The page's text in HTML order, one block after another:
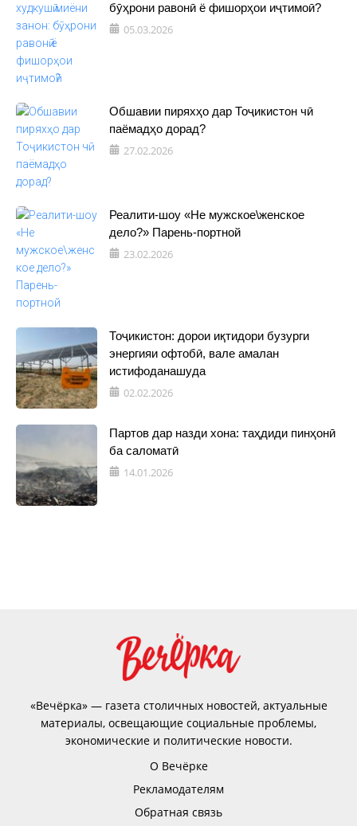
бӯҳрони равонӣ ё фишорҳои иҷтимоӣ?
05.03.2026
Обшавии пиряхҳо дар Тоҷикистон чӣ
паёмадҳо дорад?
27.02.2026
Реалити-шоу «Не мужское\женское
дело?» Парень-портной
23.02.2026
Тоҷикистон: дорои иқтидори бузурги
энергияи офтобӣ, вале амалан
истифоданашуда
02.02.2026
Партов дар назди хона: таҳдиди пинҳонӣ
ба саломатӣ
14.01.2026
«Вечёрка» — газета столичных новостей, актуальные
материалы, освещающие социальные проблемы,
экономические и политические новости.
О Вечёрке
Рекламодателям
Обратная связь